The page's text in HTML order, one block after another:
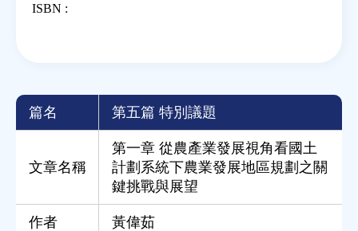
ISBN :
篇名 第五篇 特別議題
文章名稱
第一章 從農產業發展視角看國土
計劃系統下農業發展地區規劃之關
鍵挑戰與展望
作者 黃偉茹